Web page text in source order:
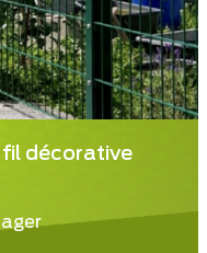
fil décorative